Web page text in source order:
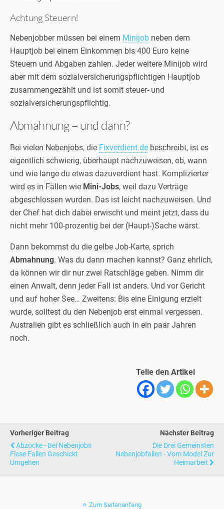
Achtung Steuern!
Nebenjobber müssen bei einem Minijob neben dem
Hauptjob bei einem Einkommen bis 400 Euro keine
Steuern und Abgaben zahlen. Jeder weitere Minijob wird
aber mit dem sozialversicherungspflichtigen Hauptjob
zusammengezählt und ist somit steuer- und
sozialversicherungspflichtig.
Abmahnung – und dann?
Bei vielen Nebenjobs, die Fixverdient.de beschreibt, ist es
eigentlich schwierig, überhaupt nachzuweisen, ob, wann
und wie lange du etwas dazuverdient hast. Komplizierter
wird es in Fällen wie Mini-Jobs, weil dazu Verträge
abgeschlossen wurden. Das ist leicht nachzuweisen. Und
der Chef hat dich dabei erwischt und meint jetzt, dass du
nicht mehr 100-prozentig bei der (Haupt-)Sache wärst.
Dann bekommst du die gelbe Job-Karte, sprich
Abmahnung. Was du dann machen kannst? Ganz ehrlich,
da können wir dir nur zwei Ratschläge geben. Nimm dir
einen Anwalt, denn jeder Fall ist anders. Und vor Gericht
und auf hoher See… Zweitens: Bis eine Einigung erzielt
wurde, solltest du den Nebenjob erst einmal vergessen.
Australien gibt es schließlich auch in ein paar Jahren
noch.
Teile den Artikel
Vorheriger Beitrag
Abzocke - Bei Nebenjobs
Fiese Fallen Geschickt
Umgehen
Nächster Beitrag
Die Drei Gemeinsten
Nebenjobfallen - Vom Model Zur
Heimarbeit
Zum Seitenanfang